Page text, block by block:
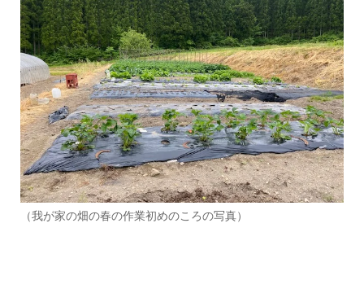
（我が家の畑の春の作業初めのころの写真）